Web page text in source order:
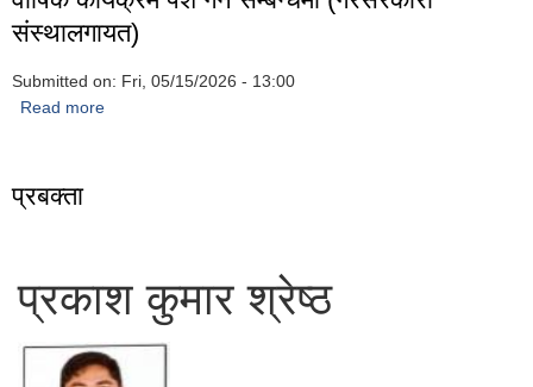
संस्थालगायत)
Submitted on: Fri, 05/15/2026 - 13:00
Read more
प्रबक्ता
प्रकाश कुमार श्रेष्ठ